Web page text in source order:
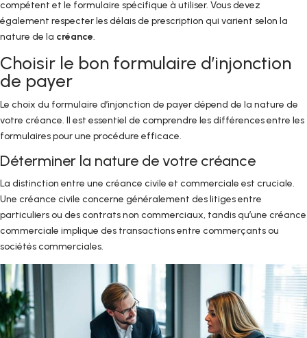
compétent et le formulaire spécifique à utiliser. Vous devez
également respecter les délais de prescription qui varient selon la
nature de la créance.
Choisir le bon formulaire d’injonction
de payer
Le choix du formulaire d’injonction de payer dépend de la nature de
votre créance. Il est essentiel de comprendre les différences entre les
formulaires pour une procédure efficace.
Déterminer la nature de votre créance
La distinction entre une créance civile et commerciale est cruciale.
Une créance civile concerne généralement des litiges entre
particuliers ou des contrats non commerciaux, tandis qu’une créance
commerciale implique des transactions entre commerçants ou
sociétés commerciales.